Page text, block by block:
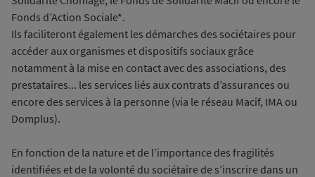
Fonds d’Action Sociale*.
Ils faciliteront également les démarches des sociétaires pour
accéder aux organismes et dispositifs sociaux grâce
notamment à la mise en contact avec des associations, des
prestataires... les services liés aux contrats d’assurances ou
encore des services à la personne (via le réseau Macif, IMA ou
Domplus).
En fonction de la nature et de l’importance des fragilités
identifiées et de la volonté du sociétaire de s’inscrire dans un